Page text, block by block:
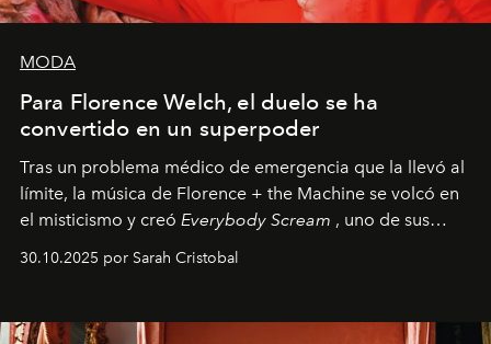
MODA
Para Florence Welch, el duelo se ha
convertido en un superpoder
Tras un problema médico de emergencia que la llevó al
límite, la música de Florence + the Machine se volcó en
el misticismo y creó Everybody Scream , uno de sus
30.10.2025 por Sarah Cristobal